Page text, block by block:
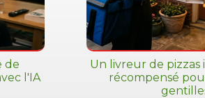
de
l'IA
Un livreur de
récompensé